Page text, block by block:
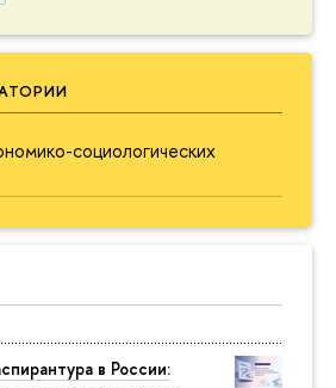
социологических
в России: